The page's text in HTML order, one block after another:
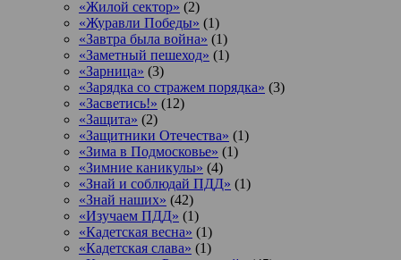
«Жилой сектор» (2)
«Журавли Победы» (1)
«Завтра была война» (1)
«Заметный пешеход» (1)
«Зарница» (3)
«Зарядка со стражем порядка» (3)
«Засветись!» (12)
«Защита» (2)
«Защитники Отечества» (1)
«Зима в Подмосковье» (1)
«Зимние каникулы» (4)
«Знай и соблюдай ПДД» (1)
«Знай наших» (42)
«Изучаем ПДД» (1)
«Кадетская весна» (1)
«Кадетская слава» (1)